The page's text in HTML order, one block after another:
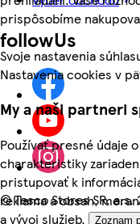
prispôsobíme
Svoje nastavenia
Nastavenia cookies v
My a naši partneri
Používať presné údaje
charakteristiky
pristupovať k
reklama a obsah,
a vývoj služieb.
Zoznam
followUs
©Tesco Stores SR, a.s.